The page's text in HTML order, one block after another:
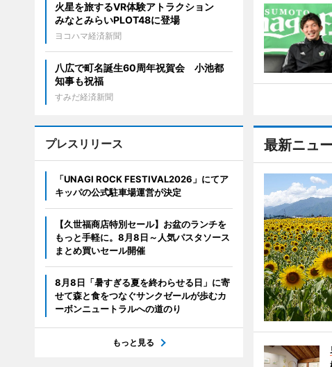
最新ニュ
火星を旅するVR体験アトラクション
みなとみらいPLOT48に登場
ヨコハマ経済新聞
八広で町名誕生60周年祝賀会 小池都
知事も祝福
すみだ経済新聞
プレスリリース
「UNAGI ROCK FESTIVAL2026」にてア
キッパの公式駐車場運営が決定
【久世福商店特別セール】お盆のランチを
もっと手軽に。8月8日～人気パスタソース
まとめ買いセール開催
8月8日「暑すぎる夏を終わらせる日」に寄
せて森と食をつなぐサンクゼールが歩むカ
ーボンニュートラルへの道のり
もっと見る